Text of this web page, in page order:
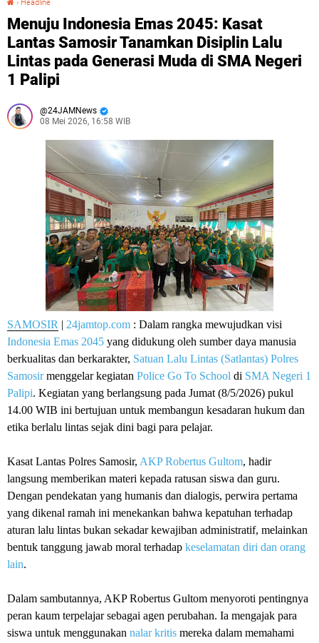
› Headline
Menuju Indonesia Emas 2045: Kasat
Lantas Samosir Tanamkan Disiplin Lalu
Lintas pada Generasi Muda di SMA Negeri
1 Palipi
24JAMNews
08 Mei 2026, 16:58 WIB
SAMOSIR | 24jamtop.com : Dalam rangka mewujudkan visi
Indonesia Emas 2045 yang didukung oleh sumber daya manusia
berkualitas dan berkarakter, Satuan Lalu Lintas (Satlantas) Polres
Samosirmenggelar kegiatan Police Go To School di SMA Negeri 1
Palipi. Kegiatan yang berlangsung pada Jumat (8/5/2026) pukul
14.00 WIB ini bertujuan untuk membangun kesadaran hukum dan
etika berlalu lintas sejak dini bagi para pelajar.
Kasat Lantas Polres Samosir, AKP Robertus Gultom, hadir
langsung memberikan materi kepada ratusan siswa dan guru.
Dengan pendekatan yang humanis dan dialogis, perwira pertama
yang dikenal ramah ini menekankan bahwa kepatuhan terhadap
aturan lalu lintas bukan sekadar kewajiban administratif, melainkan
bentuk tanggung jawab moral terhadap keselamatan diri dan orang
lain.
Dalam sambutannya, AKP Robertus Gultom menyoroti pentingnya
peran kaum terpelajar sebagai agen perubahan. Ia mengajak para
siswa untuk menggunakan nalar kritis mereka dalam memahami